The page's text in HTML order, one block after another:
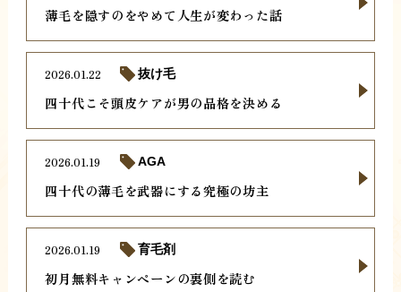
薄毛を隠すのをやめて人生が変わった話
四十代こそ頭皮ケアが男の品格を決める
2026.01.22 抜け毛
四十代の薄毛を武器にする究極の坊主
2026.01.19 AGA
初月無料キャンペーンの裏側を読む
2026.01.19 育毛剤